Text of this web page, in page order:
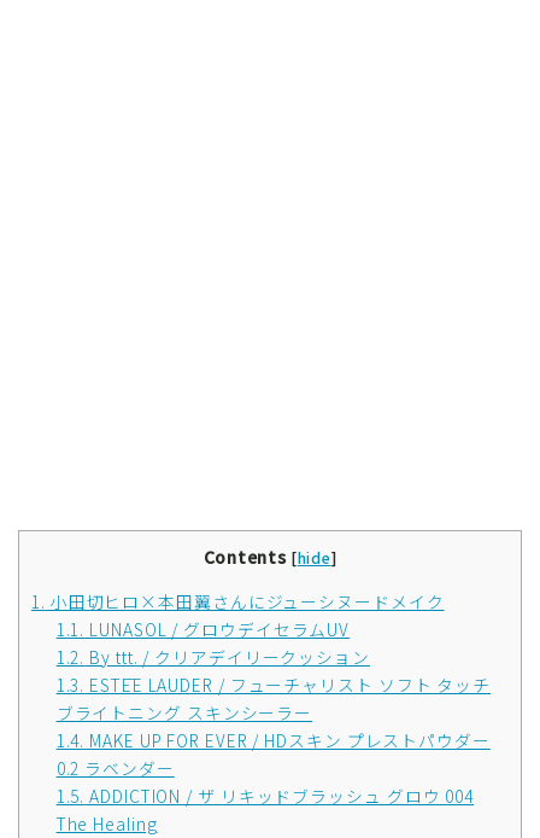
Contents [hide]
1. 小田切ヒロ×本田翼さんにジューシヌードメイク
1.1. LUNASOL / グロウデイセラムUV
1.2. By ttt. / クリアデイリークッション
1.3. ESTĒE LAUDER / フューチャリスト ソフト タッチ
ブライトニング スキンシーラー
1.4. MAKE UP FOR EVER / HDスキン プレストパウダー
0.2 ラベンダー
1.5. ADDICTION / ザ リキッドブラッシュ グロウ 004
The Healing